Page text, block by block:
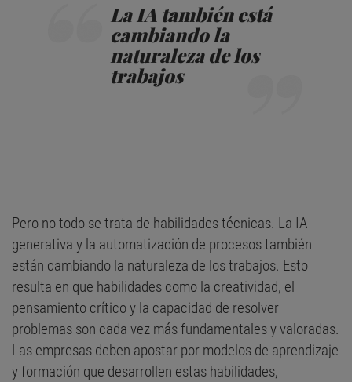
La IA también está
cambiando la
naturaleza de los
trabajos
Pero no todo se trata de habilidades técnicas. La IA
generativa y la automatización de procesos también
están cambiando la naturaleza de los trabajos. Esto
resulta en que habilidades como la creatividad, el
pensamiento crítico y la capacidad de resolver
problemas son cada vez más fundamentales y valoradas.
Las empresas deben apostar por modelos de aprendizaje
y formación que desarrollen estas habilidades,